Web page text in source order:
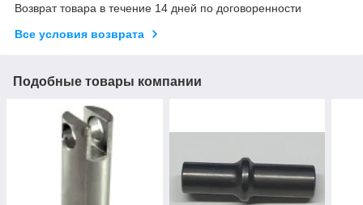
Возврат товара в течение 14 дней по договоренности
Все условия возврата
Подобные товары компании